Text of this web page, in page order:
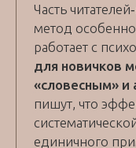
Часть
метод
работает с
для новичков
«словесным» и
пишут, что
единичного